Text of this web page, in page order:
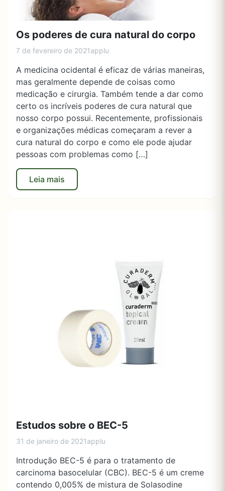
Os poderes de cura natural do corpo
7 de fevereiro de 2021applu
A medicina ocidental é eficaz de várias maneiras,
mas geralmente depende de coisas como
medicação e cirurgia. Também tende a dar como
certo os incríveis poderes de cura natural que
nosso corpo possui. Recentemente, profissionais
e organizações médicas começaram a rever a
cura natural do corpo e como ele pode ajudar
pessoas com problemas como […]
Leia mais
Estudos sobre o BEC-5
31 de janeiro de 2021applu
Introdução BEC-5 é para o tratamento de
carcinoma basocelular (CBC). BEC-5 é um creme
contendo 0,005% de mistura de Solasodine